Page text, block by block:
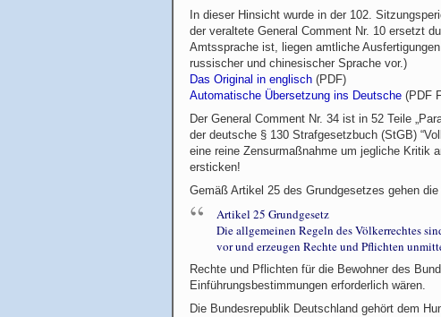
In dieser Hinsicht wurde in der 102.
der veraltete General Comment Nr. 10 ersetzt
Amtssprache ist, liegen amtliche
russischer und chinesischer Sprache vor.)
Das Original in englisch (PDF)
Automatische Übersetzung ins Deutsche (PDF
Der General Comment Nr. 34 ist in 52 Teile
der deutsche § 130 Strafgesetzbuch (StGB)
eine reine Zensurmaßnahme um jegliche Kritik
ersticken!
Gemäß Artikel 25 des Grundgesetzes gehen
Artikel 25 Grundgesetz
Die allgemeinen Regeln des Völkerrechtes
vor und erzeugen Rechte und Pflichten
Rechte und Pflichten für die Bewohner des
Einführungsbestimmungen erforderlich wären.
Die Bundesrepublik Deutschland gehört dem